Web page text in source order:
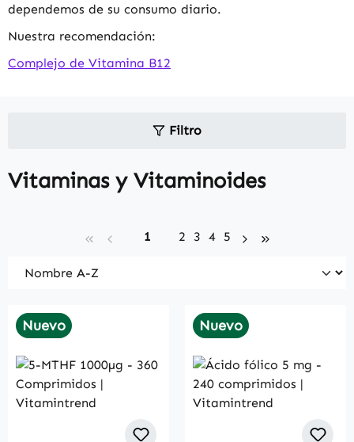
dependemos de su consumo diario.
Nuestra recomendación:
Complejo de Vitamina B12
Filtro
Vitaminas y Vitaminoides
Page
1 Page
2 Page
3 Page
4 Page
5
Nuevo Nuevo